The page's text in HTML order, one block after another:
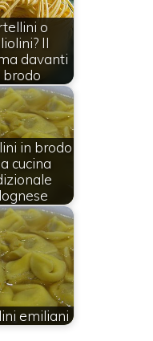
o
Il
davanti
brodo
in brodo
cucina
emiliani